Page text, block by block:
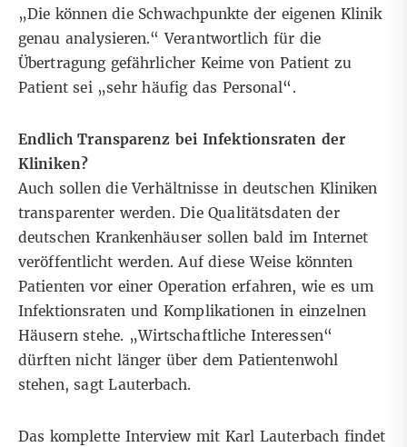
„Die können die Schwachpunkte der eigenen Klinik
genau analysieren.“ Verantwortlich für die
Übertragung gefährlicher Keime von Patient zu
Patient sei „sehr häufig das Personal“.
Endlich Transparenz bei Infektionsraten der
Kliniken?
Auch sollen die Verhältnisse in deutschen Kliniken
transparenter werden. Die Qualitätsdaten der
deutschen Krankenhäuser sollen bald im Internet
veröffentlicht werden. Auf diese Weise könnten
Patienten vor einer Operation erfahren, wie es um
Infektionsraten und Komplikationen in einzelnen
Häusern stehe. „Wirtschaftliche Interessen“
dürften nicht länger über dem Patientenwohl
stehen, sagt Lauterbach.
Das komplette Interview mit Karl Lauterbach findet